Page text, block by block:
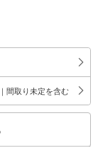
間取り未定を含む